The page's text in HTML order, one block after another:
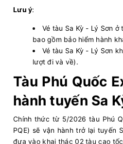
Lưu ý:
Vé tàu Sa Kỳ - Lý Sơn
bao gồm bảo hiểm hành
Vé tàu Sa Kỳ - Lý Sơn
lượt đi và về).
Tàu Phú Quốc
hành tuyến Sa
Chính thức từ 5/2026 tàu Phú
PQE) sẽ vận hành trở lại tuyến
đưa vào khai thác 02 tàu cao